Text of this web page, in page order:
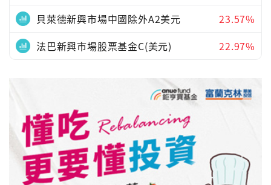
貝萊德新興市場中國除外A2美元
23.57%
法巴新興市場股票基金C(美元)
22.97%